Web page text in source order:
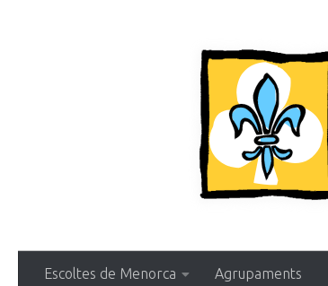
Escoltes de Menorca Agrupaments